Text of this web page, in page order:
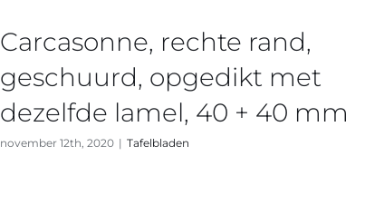
Carcasonne, rechte rand,
geschuurd, opgedikt met
dezelfde lamel, 40 + 40 mm
november 12th, 2020 | Tafelbladen